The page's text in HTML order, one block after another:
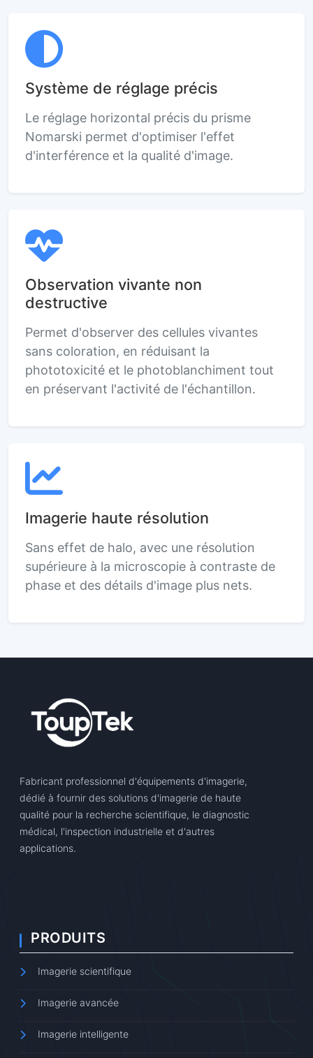
Système de réglage précis
Le réglage horizontal précis du prisme
Nomarski permet d'optimiser l'effet
d'interférence et la qualité d'image.
Observation vivante non
destructive
Permet d'observer des cellules vivantes
sans coloration, en réduisant la
phototoxicité et le photoblanchiment tout
en préservant l'activité de l'échantillon.
Imagerie haute résolution
Sans effet de halo, avec une résolution
supérieure à la microscopie à contraste de
phase et des détails d'image plus nets.
Fabricant professionnel d'équipements d'imagerie,
dédié à fournir des solutions d'imagerie de haute
qualité pour la recherche scientifique, le diagnostic
médical, l'inspection industrielle et d'autres
applications.
PRODUITS
Imagerie scientifique
Imagerie avancée
Imagerie intelligente